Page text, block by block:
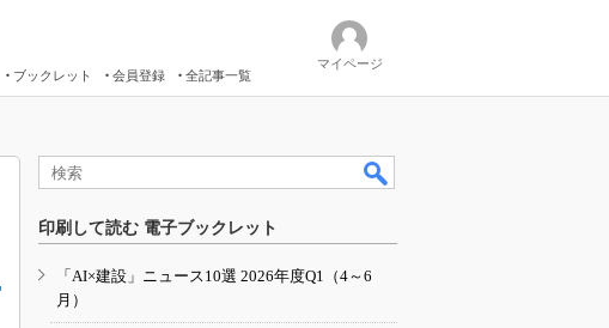
ブックレット 会員登録 全記事一覧
マイページ
印刷して読む 電子ブックレット
「AI×建設」ニュース10選 2026年度Q1（4～6
月）